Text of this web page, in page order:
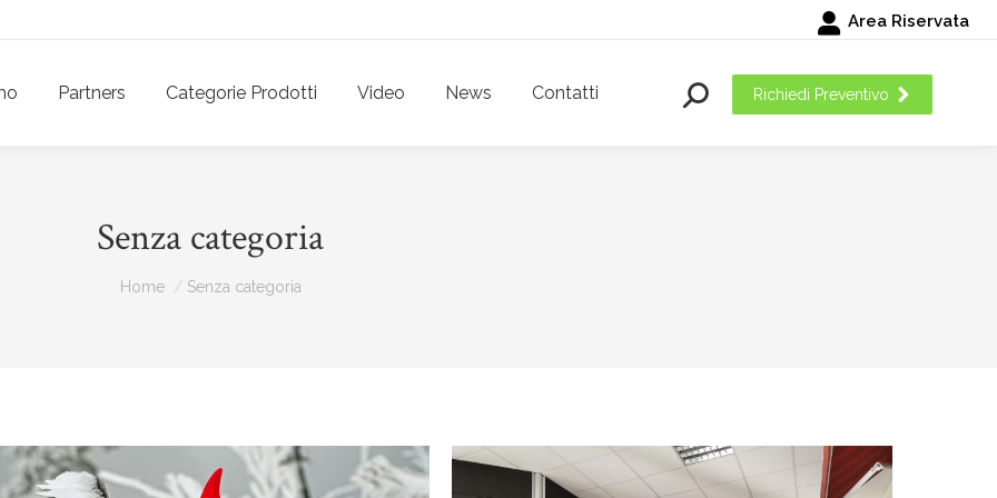
Area Riservata
Partners Categorie Prodotti Video News Contatti Cerca: Richiedi Preventivo
Senza categoria
Tu sei qui:
Home Senza categoria